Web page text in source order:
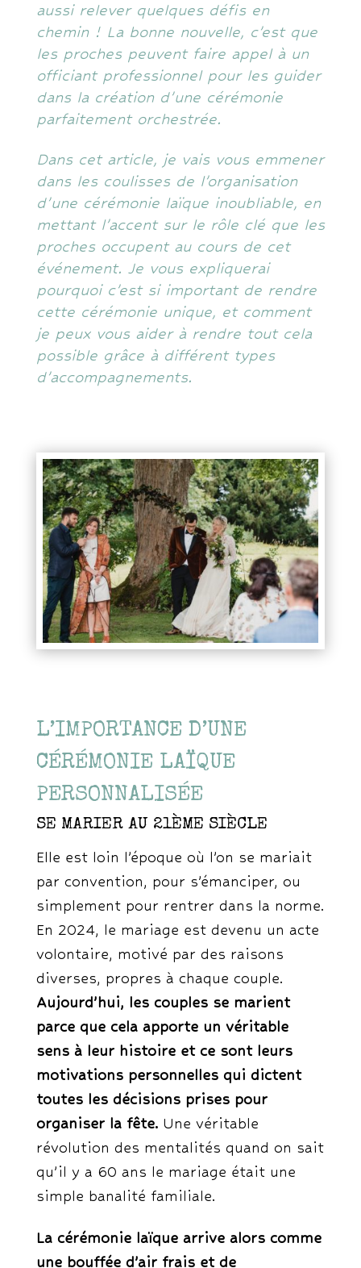
aussi relever quelques défis en
chemin ! La bonne nouvelle, c’est que
les proches peuvent faire appel à un
officiant professionnel pour les guider
dans la création d’une cérémonie
parfaitement orchestrée.
Dans cet article, je vais vous emmener
dans les coulisses de l’organisation
d’une cérémonie laïque inoubliable, en
mettant l’accent sur le rôle clé que les
proches occupent au cours de cet
événement. Je vous expliquerai
pourquoi c’est si important de rendre
cette cérémonie unique, et comment
je peux vous aider à rendre tout cela
possible grâce à différent types
d’accompagnements.
L’IMPORTANCE D’UNE
CÉRÉMONIE LAÏQUE
PERSONNALISÉE
SE MARIER AU 21ÈME SIÈCLE
Elle est loin l’époque où l’on se mariait
par convention, pour s’émanciper, ou
simplement pour rentrer dans la norme.
En 2024, le mariage est devenu un acte
volontaire, motivé par des raisons
diverses, propres à chaque couple.
Aujourd’hui, les couples se marient
parce que cela apporte un véritable
sens à leur histoire et ce sont leurs
motivations personnelles qui dictent
toutes les décisions prises pour
organiser la fête.Une véritable
révolution des mentalités quand on sait
qu’il y a 60 ans le mariage était une
simple banalité familiale.
La cérémonie laïque arrive alors comme
une bouffée d’air frais et de